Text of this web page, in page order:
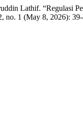
Lathif. “Regulasi
no. 1 (May 8, 2026):